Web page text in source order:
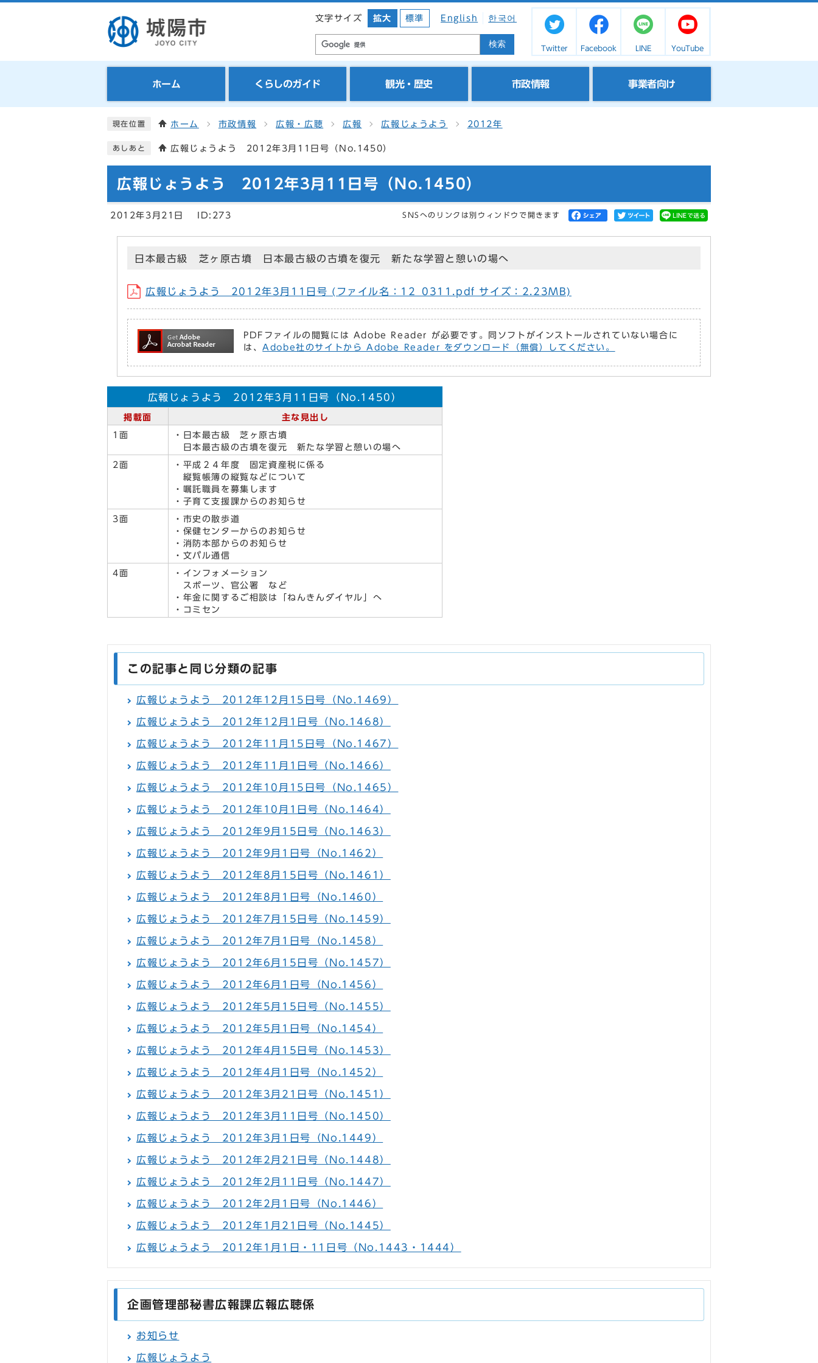
文字サイズ 拡大 標準 English 한국어
検索 Twitter Facebook LINE YouTube
ホーム くらしのガイド 観光・歴史 市政情報 事業者向け
現在位置 ホーム 市政情報 広報・広聴 広報 広報じょうよう 2012年
あしあと 広報じょうよう 2012年3月11日号（No.1450）
広報じょうよう 2012年3月11日号（No.1450）
2012年3月21日 ID:273 SNSへのリンクは別ウィンドウで開きます
日本最古級 芝ヶ原古墳 日本最古級の古墳を復元 新たな学習と憩いの場へ
広報じょうよう 2012年3月11日号 (ファイル名：12_0311.pdf サイズ：2.23MB)
PDFファイルの閲覧には Adobe Reader が必要です。同ソフトがインストールされていない場合に
は、Adobe社のサイトから Adobe Reader をダウンロード（無償）してください。
広報じょうよう 2012年3月11日号（No.1450）
掲載面 主な見出し
1面
・日本最古級 芝ヶ原古墳
日本最古級の古墳を復元 新たな学習と憩いの場へ
2面
・平成２４年度 固定資産税に係る
縦覧帳簿の縦覧などについて
・嘱託職員を募集します
・子育て支援課からのお知らせ
3面
・市史の散歩道
・保健センターからのお知らせ
・消防本部からのお知らせ
・文パル通信
4面
・インフォメーション
スポーツ、官公署 など
・年金に関するご相談は「ねんきんダイヤル」へ
・コミセン
この記事と同じ分類の記事
広報じょうよう 2012年12月15日号（No.1469）
広報じょうよう 2012年12月1日号（No.1468）
広報じょうよう 2012年11月15日号（No.1467）
広報じょうよう 2012年11月1日号（No.1466）
広報じょうよう 2012年10月15日号（No.1465）
広報じょうよう 2012年10月1日号（No.1464）
広報じょうよう 2012年9月15日号（No.1463）
広報じょうよう 2012年9月1日号（No.1462）
広報じょうよう 2012年8月15日号（No.1461）
広報じょうよう 2012年8月1日号（No.1460）
広報じょうよう 2012年7月15日号（No.1459）
広報じょうよう 2012年7月1日号（No.1458）
広報じょうよう 2012年6月15日号（No.1457）
広報じょうよう 2012年6月1日号（No.1456）
広報じょうよう 2012年5月15日号（No.1455）
広報じょうよう 2012年5月1日号（No.1454）
広報じょうよう 2012年4月15日号（No.1453）
広報じょうよう 2012年4月1日号（No.1452）
広報じょうよう 2012年3月21日号（No.1451）
広報じょうよう 2012年3月11日号（No.1450）
広報じょうよう 2012年3月1日号（No.1449）
広報じょうよう 2012年2月21日号（No.1448）
広報じょうよう 2012年2月11日号（No.1447）
広報じょうよう 2012年2月1日号（No.1446）
広報じょうよう 2012年1月21日号（No.1445）
広報じょうよう 2012年1月1日・11日号（No.1443・1444）
企画管理部秘書広報課広報広聴係
お知らせ
広報じょうよう